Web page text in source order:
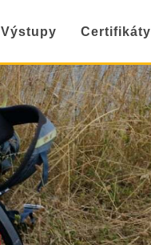
Výstupy Certifikáty